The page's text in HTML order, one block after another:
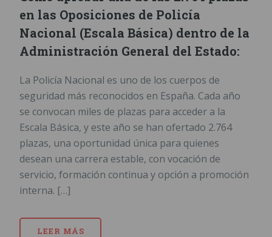
en las Oposiciones de Policía
Nacional (Escala Básica) dentro de la
Administración General del Estado:
La Policía Nacional es uno de los cuerpos de
seguridad más reconocidos en España. Cada año
se convocan miles de plazas para acceder a la
Escala Básica, y este año se han ofertado 2.764
plazas, una oportunidad única para quienes
desean una carrera estable, con vocación de
servicio, formación continua y opción a promoción
interna. […]
LEER MÁS